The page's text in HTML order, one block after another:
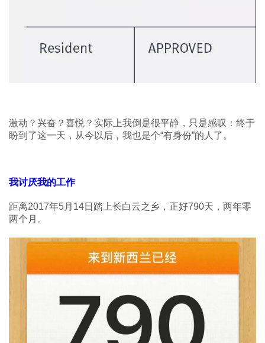
激动？兴奋？喜悦？实际上我倒是很平静，只是感叹：终于
盼到了这一天，从今以后，我也是个“有身份”的人了。
我讨厌我的工作
距离2017年5月14日踏上长白云之乡，正好790天，两年零
两个月。